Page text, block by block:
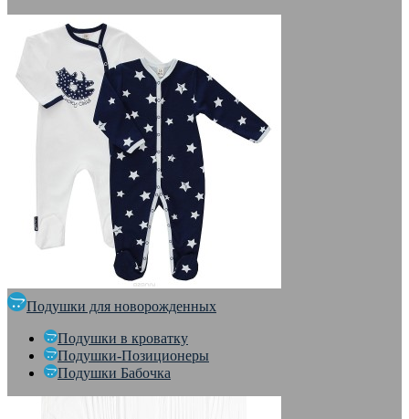
Подушки для новорожденных
Подушки в кроватку
Подушки-Позиционеры
Подушки Бабочка